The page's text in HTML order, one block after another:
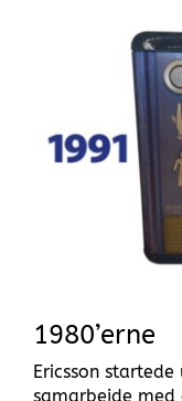
1980’erne
Ericsson
samarbejde